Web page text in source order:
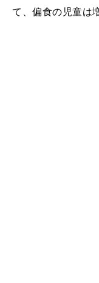
て、偏食の児童は